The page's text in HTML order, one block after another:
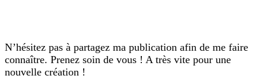
N’hésitez pas à partagez ma publication afin de me faire
connaître. Prenez soin de vous ! A très vite pour une
nouvelle création !